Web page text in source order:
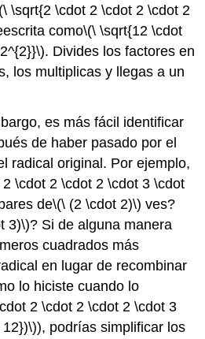
\sqrt{2 \cdot 2 \cdot 2 \cdot 2
como\(\ \sqrt{12 \cdot
. Divides los factores en
los multiplicas y llegas a un
es más fácil identificar
de haber pasado por el
radical original. Por ejemplo,
\cdot 2 \cdot 2 \cdot 3 \cdot
de\(\ (2 \cdot 2)\) ves?
3)\)? Si de alguna manera
cuadrados más
en lugar de recombinar
lo hiciste cuando lo
2 \cdot 2 \cdot 2 \cdot 3
12})\)), podrías simplificar los